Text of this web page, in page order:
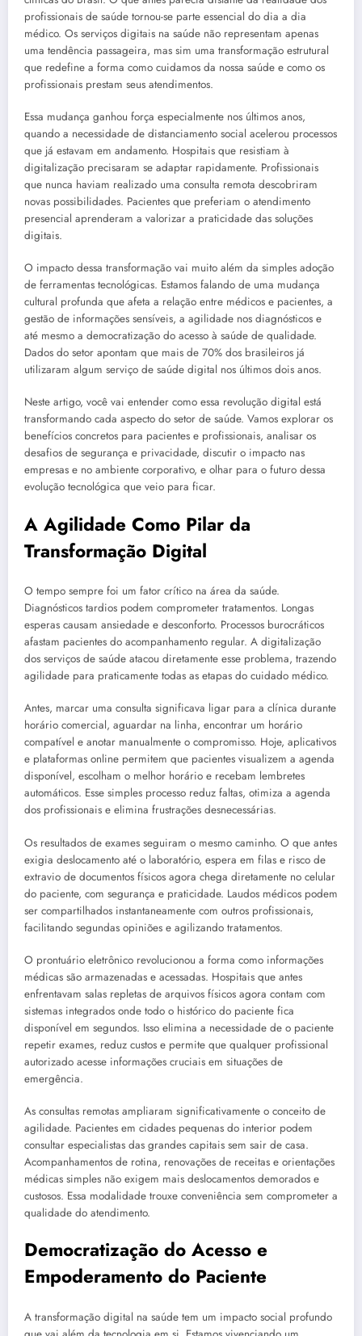
profissionais de saúde tornou-se parte essencial do dia a dia
médico. Os serviços digitais na saúde não representam apenas
uma tendência passageira, mas sim uma transformação estrutural
que redefine a forma como cuidamos da nossa saúde e como os
profissionais prestam seus atendimentos.
Essa mudança ganhou força especialmente nos últimos anos,
quando a necessidade de distanciamento social acelerou processos
que já estavam em andamento. Hospitais que resistiam à
digitalização precisaram se adaptar rapidamente. Profissionais
que nunca haviam realizado uma consulta remota descobriram
novas possibilidades. Pacientes que preferiam o atendimento
presencial aprenderam a valorizar a praticidade das soluções
digitais.
O impacto dessa transformação vai muito além da simples adoção
de ferramentas tecnológicas. Estamos falando de uma mudança
cultural profunda que afeta a relação entre médicos e pacientes, a
gestão de informações sensíveis, a agilidade nos diagnósticos e
até mesmo a democratização do acesso à saúde de qualidade.
Dados do setor apontam que mais de 70% dos brasileiros já
utilizaram algum serviço de saúde digital nos últimos dois anos.
Neste artigo, você vai entender como essa revolução digital está
transformando cada aspecto do setor de saúde. Vamos explorar os
benefícios concretos para pacientes e profissionais, analisar os
desafios de segurança e privacidade, discutir o impacto nas
empresas e no ambiente corporativo, e olhar para o futuro dessa
evolução tecnológica que veio para ficar.
A Agilidade Como Pilar da
Transformação Digital
O tempo sempre foi um fator crítico na área da saúde.
Diagnósticos tardios podem comprometer tratamentos. Longas
esperas causam ansiedade e desconforto. Processos burocráticos
afastam pacientes do acompanhamento regular. A digitalização
dos serviços de saúde atacou diretamente esse problema, trazendo
agilidade para praticamente todas as etapas do cuidado médico.
Antes, marcar uma consulta significava ligar para a clínica durante
horário comercial, aguardar na linha, encontrar um horário
compatível e anotar manualmente o compromisso. Hoje, aplicativos
e plataformas online permitem que pacientes visualizem a agenda
disponível, escolham o melhor horário e recebam lembretes
automáticos. Esse simples processo reduz faltas, otimiza a agenda
dos profissionais e elimina frustrações desnecessárias.
Os resultados de exames seguiram o mesmo caminho. O que antes
exigia deslocamento até o laboratório, espera em filas e risco de
extravio de documentos físicos agora chega diretamente no celular
do paciente, com segurança e praticidade. Laudos médicos podem
ser compartilhados instantaneamente com outros profissionais,
facilitando segundas opiniões e agilizando tratamentos.
O prontuário eletrônico revolucionou a forma como informações
médicas são armazenadas e acessadas. Hospitais que antes
enfrentavam salas repletas de arquivos físicos agora contam com
sistemas integrados onde todo o histórico do paciente fica
disponível em segundos. Isso elimina a necessidade de o paciente
repetir exames, reduz custos e permite que qualquer profissional
autorizado acesse informações cruciais em situações de
emergência.
As consultas remotas ampliaram significativamente o conceito de
agilidade. Pacientes em cidades pequenas do interior podem
consultar especialistas das grandes capitais sem sair de casa.
Acompanhamentos de rotina, renovações de receitas e orientações
médicas simples não exigem mais deslocamentos demorados e
custosos. Essa modalidade trouxe conveniência sem comprometer a
qualidade do atendimento.
Democratização do Acesso e
Empoderamento do Paciente
A transformação digital na saúde tem um impacto social profundo